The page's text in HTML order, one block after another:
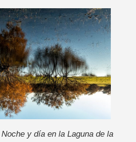
Noche y día en la Laguna de la